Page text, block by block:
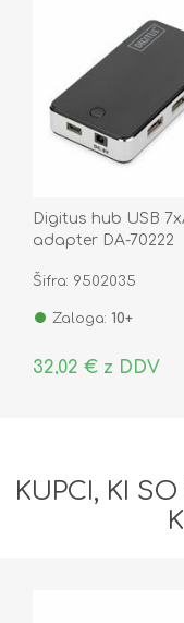
Digitus hub USB
adapter DA-70222
Šifra: 9502035
Zaloga: 10+
32,02 € z DDV
KUPCI, KI